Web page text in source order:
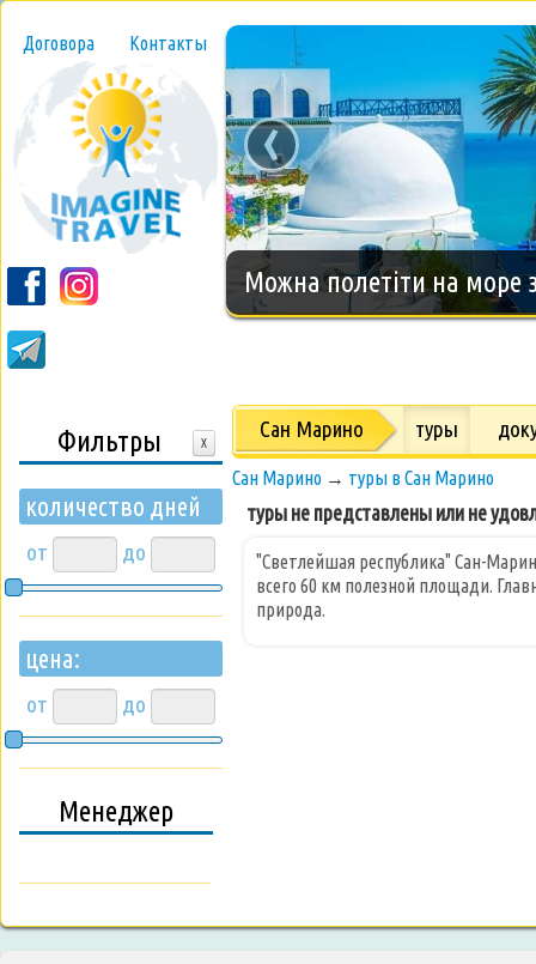
Договора Контакты
Новогодний тур на
‹
Фильтры X
количество дней
от до
цена:
от до
Менеджер
Сан Марино туры
Сан Марино → туры в Сан Марино
туры не представлены или не
"Светлейшая республика" Сан-
всего 60 км полезной площади.
природа.